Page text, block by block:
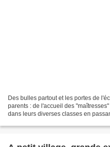
Des bulles partout et les portes de
parents : de l'accueil des
dans leurs diverses classes en